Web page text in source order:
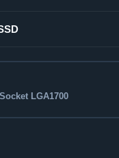
Socket LGA1700